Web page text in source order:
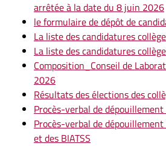
arrêtée à la date du 8 juin 2026
le formulaire de dépôt de
La liste des candidatures
La liste des candidatures
Composition_Conseil de
2026
Résultats des élections des
Procès-verbal de
Procès-verbal de dépouillement
et des BIATSS